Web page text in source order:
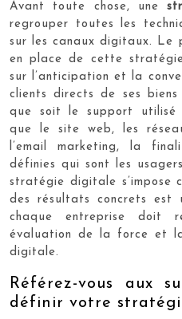
Avant toute chose, une
regrouper toutes les
sur les canaux digitaux. Le
en place de cette
sur l’anticipation et la
clients directs de ses
que soit le support utilisé
que le site web, les
l’email marketing, la
définies qui sont les
stratégie digitale s’impose
des résultats concrets est
chaque entreprise doit
évaluation de la force et
digitale.
Référez-vous aux
définir votre